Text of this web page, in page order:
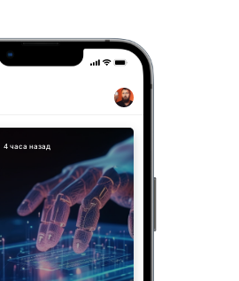
4 часа назад